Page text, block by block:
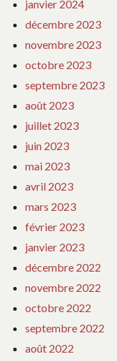
janvier 2024
décembre 2023
novembre 2023
octobre 2023
septembre 2023
août 2023
juillet 2023
juin 2023
mai 2023
avril 2023
mars 2023
février 2023
janvier 2023
décembre 2022
novembre 2022
octobre 2022
septembre 2022
août 2022